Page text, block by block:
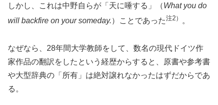
しかし、これは中野自らが「天に唾する」（What you do
will backfire on your someday.）ことであった注2） 。
なぜなら、28年間大学教師をして、数名の現代ドイツ作
家作品の翻訳をしたという経歴からすると、原書や参考書
や大型辞典の「所有」は絶対譲れなかったはずだからであ
る。